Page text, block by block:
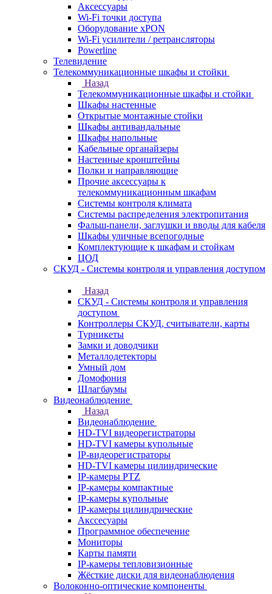
Аксессуары
Wi-Fi точки доступа
Оборудование хPON
Wi-Fi усилители / ретрансляторы
Powerline
Телевидение
Телекоммуникационные шкафы и стойки
Назад
Телекоммуникационные шкафы и стойки
Шкафы настенные
Открытые монтажные стойки
Шкафы антивандальные
Шкафы напольные
Кабельные органайзеры
Настенные кронштейны
Полки и направляющие
Прочие аксессуары к
телекоммуникационным шкафам
Системы контроля климата
Системы распределения электропитания
Фальш-панели, заглушки и вводы для кабеля
Шкафы уличные всепогодные
Комплектующие к шкафам и стойкам
ЦОД
СКУД - Системы контроля и управления доступом
Назад
СКУД - Системы контроля и управления
доступом
Контроллеры СКУД, считыватели, карты
Турникеты
Замки и доводчики
Металлодетекторы
Умный дом
Домофония
Шлагбаумы
Видеонаблюдение
Назад
Видеонаблюдение
HD-TVI видеорегистраторы
HD-TVI камеры купольные
IP-видеорегистраторы
HD-TVI камеры цилиндрические
IP-камеры PTZ
IP-камеры компактные
IP-камеры купольные
IP-камеры цилиндрические
Акссесуары
Программное обеспечение
Мониторы
Карты памяти
IP-камеры тепловизионные
Жёсткие диски для видеонаблюдения
Волоконно-оптические компоненты